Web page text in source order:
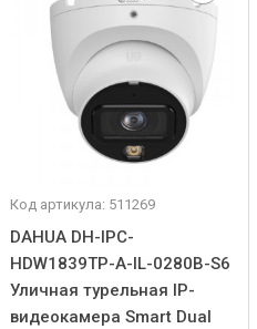
Код артикула: 511269
DAHUA DH-IPC-
HDW1839TP-A-IL-0280B-S6
Уличная турельная IP-
видеокамера Smart Dual